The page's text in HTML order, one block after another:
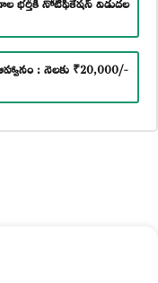
: నెలకు ₹20,000/-